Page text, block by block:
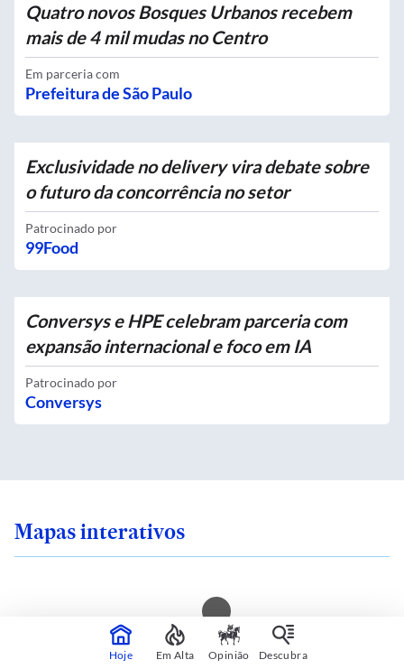
Quatro novos Bosques Urbanos recebem
mais de 4 mil mudas no Centro
Em parceria com
Prefeitura de São Paulo
Exclusividade no delivery vira debate sobre
o futuro da concorrência no setor
Patrocinado por
99Food
Conversys e HPE celebram parceria com
expansão internacional e foco em IA
Patrocinado por
Conversys
Mapas interativos
seguro onde
Você mora em uma
Hoje Em Alta Opinião Descubra